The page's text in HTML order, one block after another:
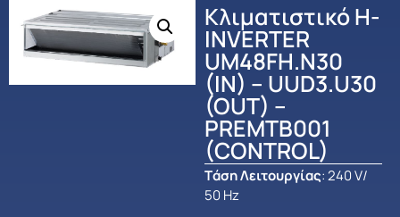
Κλιματιστικό H-
INVERTER
UM48FH.N30
(IN) – UUD3.U30
(OUT) –
PREMTB001
(CONTROL)
Tάση Λειτουργίας: 240 V/
50 Hz